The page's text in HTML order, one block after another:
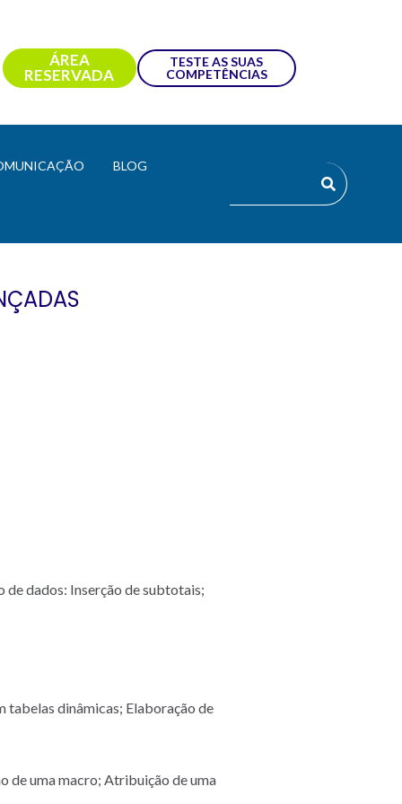
ÁREA
RESERVADA
TESTE AS SUAS
COMPETÊNCIAS
BLOG
dados: Inserção de subtotais;
tabelas dinâmicas; Elaboração de
de uma macro; Atribuição de uma